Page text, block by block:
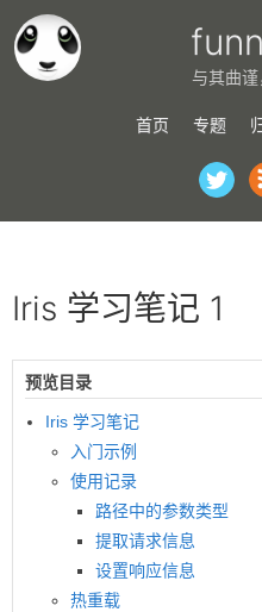
与其曲
首页 专题
Iris 学习笔记 1
预览目录
Iris 学习笔记
入门示例
使用记录
路径中的参数类型
提取请求信息
设置响应信息
热重载